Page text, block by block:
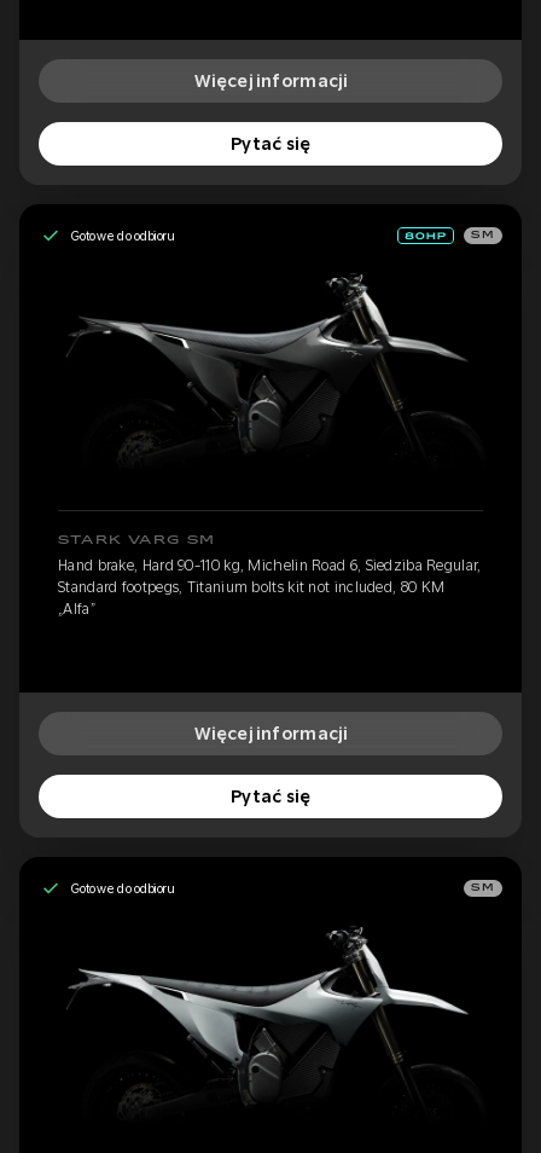
Więcej informacji
Pytać się
Gotowe do odbioru SM
STARK VARG SM
Hand brake, Hard 90-110 kg, Michelin Road 6, Siedziba Regular,
Standard footpegs, Titanium bolts kit not included, 80 KM
„Alfa”
Więcej informacji
Pytać się
Gotowe do odbioru SM